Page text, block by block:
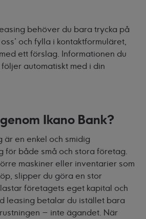
behöver du bara trycka på
och fylla i kontaktformuläret,
ett förslag. Informationen du
automatiskt med i din
Ikano Bank?
är en enkel och smidig
för både små och stora företag.
maskiner eller inventarier som
slipper du göra en stor
företagets eget kapital och
leasing betalar du istället bara
– inte ägandet. När